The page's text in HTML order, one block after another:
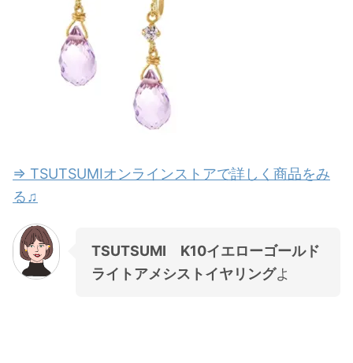
⇒ TSUTSUMIオンラインストアで詳しく商品をみ
る♫
TSUTSUMI K10イエローゴールド
ライトアメシストイヤリングよ